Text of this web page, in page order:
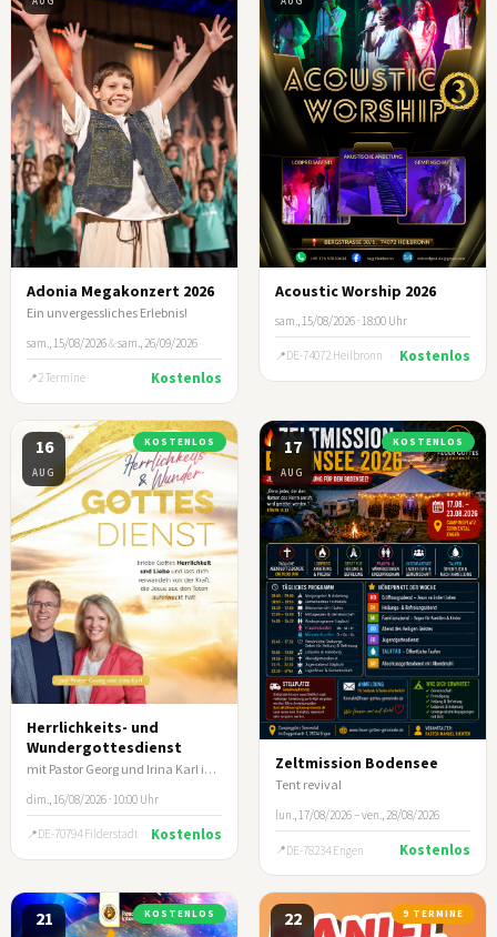
Adonia Megakonzert 2026
Ein unvergessliches Erlebnis!
sam., 15/08/2026&sam., 26/09/2026
2 Termine Kostenlos
Acoustic Worship 2026
sam., 15/08/2026 · 18:00 Uhr
DE-74072 Heilbronn Kostenlos
16
AUG
KOSTENLOS
Herrlichkeits- und
Wundergottesdienst
mit Pastor Georg und Irina Karl in Filderstadt/Stuttgart
dim., 16/08/2026 · 10:00 Uhr
DE-70794 Filderstadt Kostenlos
17
AUG
KOSTENLOS
Zeltmission Bodensee
Tent revival
lun., 17/08/2026 – ven., 28/08/2026
DE-78234 Engen Kostenlos
21 KOSTENLOS 22 9 TERMINE